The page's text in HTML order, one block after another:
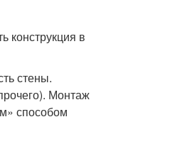
конструкция в
стены.
Монтаж
способом